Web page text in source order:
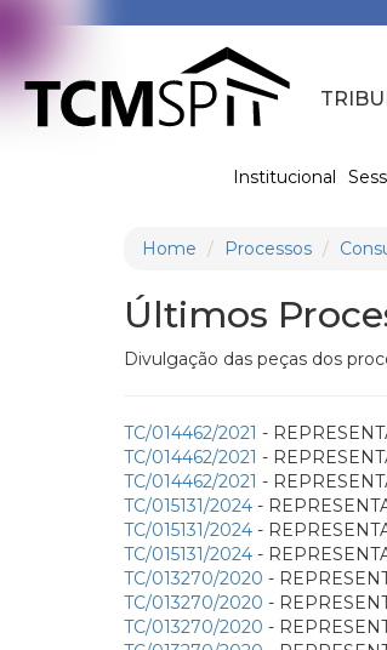
Institucional
Home Processos
Últimos
Divulgação das peças dos
TC/014462/2021 -
TC/014462/2021 -
TC/014462/2021 -
TC/015131/2024 -
TC/015131/2024 -
TC/015131/2024 -
TC/013270/2020 -
TC/013270/2020 -
TC/013270/2020 -